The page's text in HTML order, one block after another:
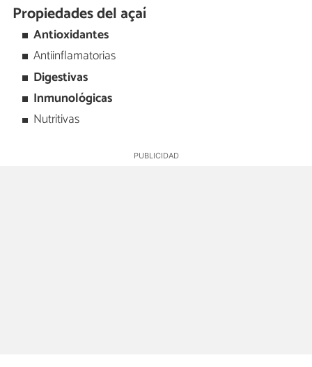
Propiedades del açaí
Antioxidantes
Antiinflamatorias
Digestivas
Inmunológicas
Nutritivas